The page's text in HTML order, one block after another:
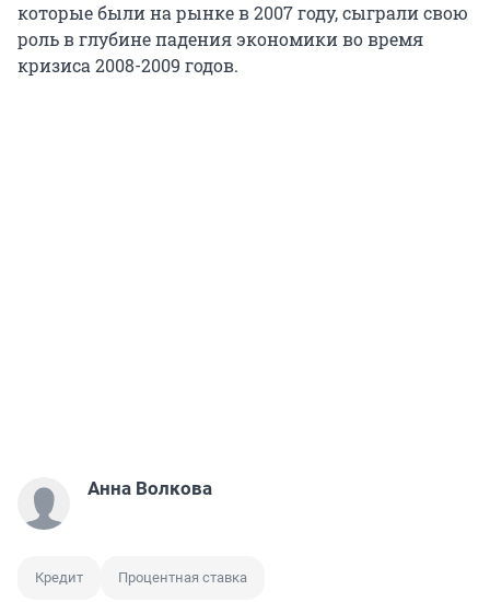
которые были на рынке в 2007 году, сыграли свою
роль в глубине падения экономики во время
кризиса 2008-2009 годов.
Анна Волкова
Кредит Процентная ставка